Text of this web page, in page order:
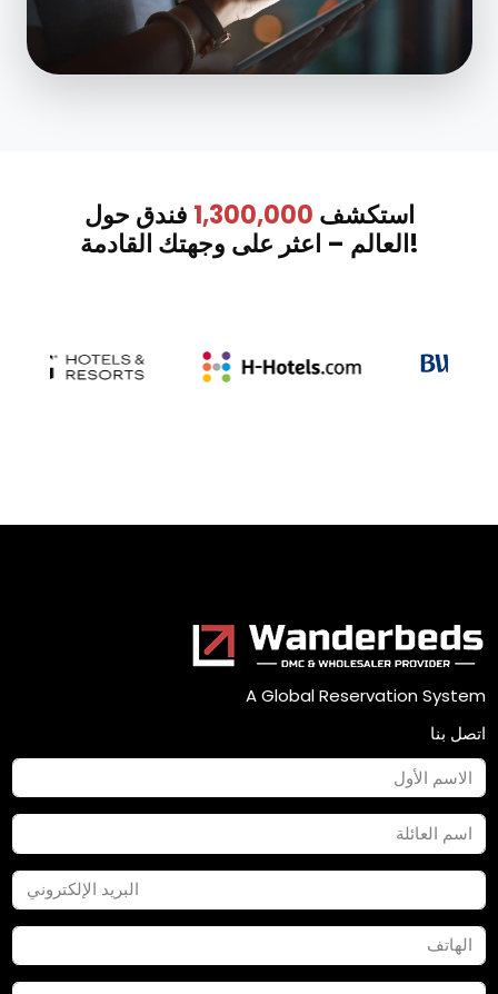
استكشف 1,300,000 فندق حول
العالم – اعثر على وجهتك القادمة!
A Global Reservation System
اتصل بنا